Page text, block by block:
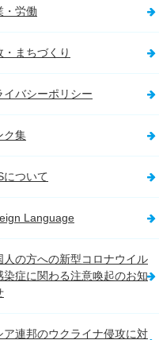
・労働
・まちづくり
イバシーポリシー
ク集
について
Language
人の方への新型コロナウイル
染症に関わる注意喚起のお知
ア連邦のウクライナ侵攻に対